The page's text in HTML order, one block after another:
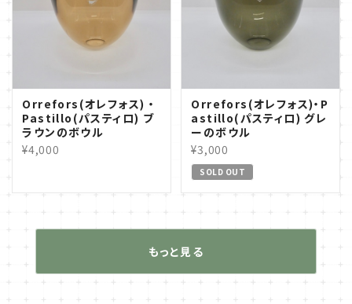
Orrefors(オレフォス) ・
Pastillo(パスティロ) ブ
ラウンのボウル
¥4,000
Orrefors(オレフォス)・P
astillo(パスティロ) グレ
ーのボウル
¥3,000
SOLD OUT
もっと見る